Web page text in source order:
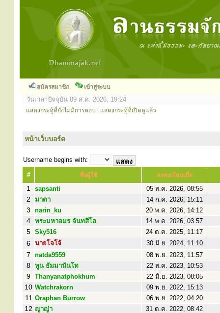
สมัครสมาชิก เข้าสู่ระบบ
วันเวลาปัจจุบัน 09 ส.ค. 2026, 19:24
แสดงกระทู้ที่ยังไม่มีการตอบ แสดงกระทู้ที่เปิดดูแล้ว
หน้าเว็บบอร์ด
Username begins with:
# ชื่อผู้ใช้ ลงทะเบียนเมื่อ
1 sapsanti 05 ส.ค. 2026, 08:55
2 มาตา 14 ก.ค. 2026, 15:11
3 narin_ku 20 พ.ค. 2026, 14:12
4 พระมหาอมร จันทสีโล 14 พ.ค. 2026, 03:57
5 Sky516 24 ต.ค. 2025, 11:17
6 นายโจโจ้ 30 มิ.ย. 2024, 11:10
7 natda9559 08 พ.ย. 2023, 11:57
8 พูน ธัมมานันโท 22 ส.ค. 2023, 10:53
9 Thanyanatphokhum 22 มิ.ย. 2023, 08:05
10 Watchrakorn 09 พ.ย. 2022, 15:13
11 Oraphan Burrow 06 พ.ย. 2022, 04:20
12 ญาญ่า 31 ต.ค. 2022, 08:42